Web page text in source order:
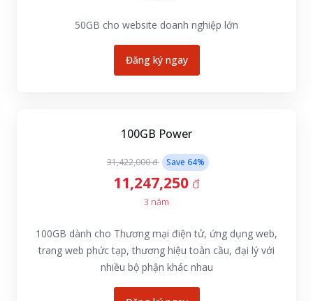
50GB cho website doanh nghiệp lớn
Đăng ký ngay
100GB Power
31,422,000 đ Save 64%
11,247,250 đ
3 năm
100GB dành cho Thương mại điện tử, ứng dụng web,
trang web phức tạp, thương hiệu toàn cầu, đại lý với
nhiều bộ phận khác nhau